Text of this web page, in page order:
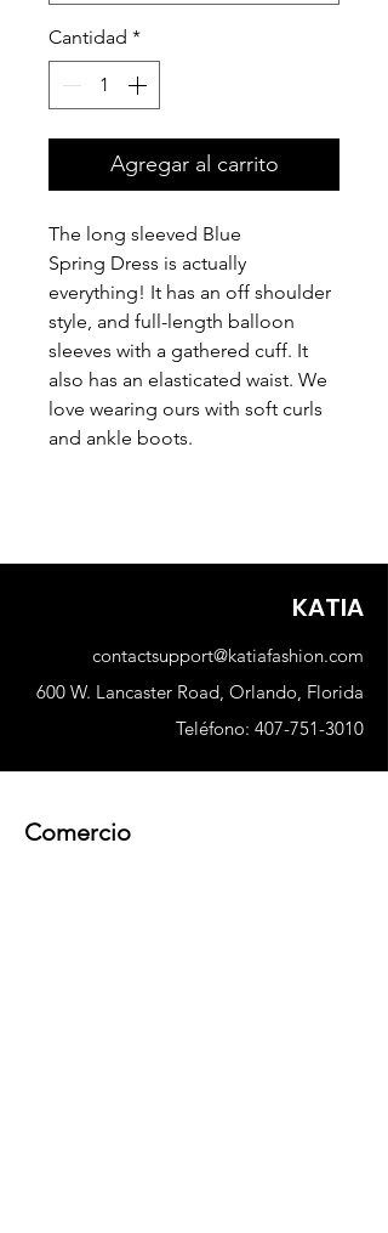
Cantidad *
Agregar al carrito
The long sleeved Blue
Spring Dress is actually
everything! It has an off shoulder
style, and full-length balloon
sleeves with a gathered cuff. It
also has an elasticated waist. We
love wearing ours with soft curls
and ankle boots.
KATIA
contactsupport@katiafashion.com
600 W. Lancaster Road, Orlando, Florida
Teléfono: 407-751-3010
Comercio